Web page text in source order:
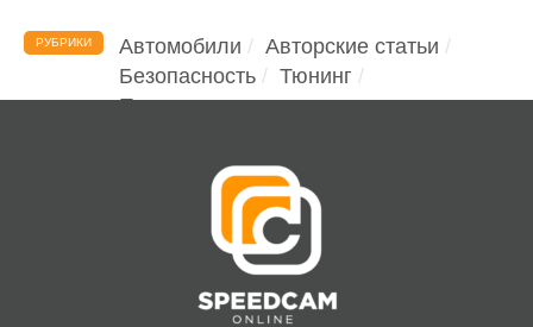
РУБРИКИ Автомобили
Авторские статьи
Безопасность
Тюнинг
Помощь водителю